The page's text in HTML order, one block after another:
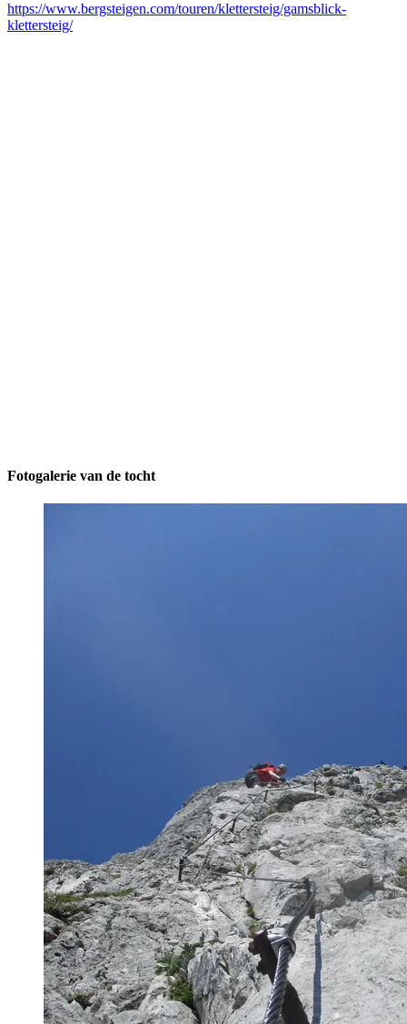
https://www.bergsteigen.com/touren/klettersteig/gamsblick-
klettersteig/
Fotogalerie van de tocht